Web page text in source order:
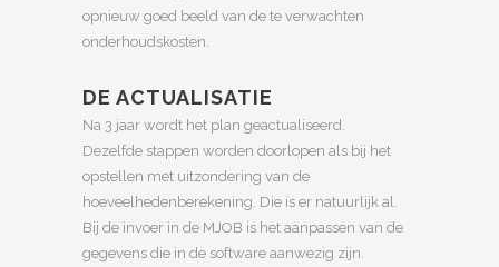
opnieuw goed beeld van de te verwachten
onderhoudskosten.
DE ACTUALISATIE
Na 3 jaar wordt het plan geactualiseerd.
Dezelfde stappen worden doorlopen als bij het
opstellen met uitzondering van de
hoeveelhedenberekening. Die is er natuurlijk al.
Bij de invoer in de MJOB is het aanpassen van de
gegevens die in de software aanwezig zijn.